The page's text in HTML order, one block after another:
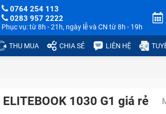
0764 254 113
0283 957 2222
Phục vụ: từ 8h - 21h, ngày lễ và CN từ 8h - 19h
THU MUA CHIA SẺ LIÊN HỆ
1030 G1 giá rẻ